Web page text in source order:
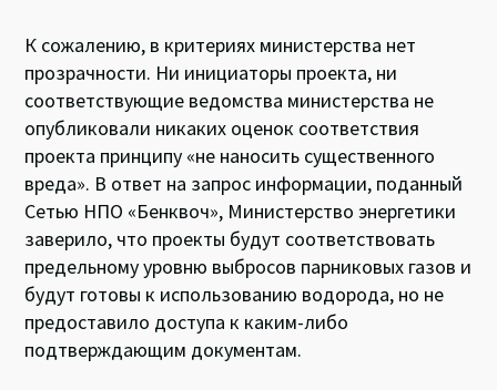
К сожалению, в критериях министерства нет
прозрачности. Ни инициаторы проекта, ни
соответствующие ведомства министерства не
опубликовали никаких оценок соответствия
проекта принципу «не наносить существенного
вреда». В ответ на запрос информации, поданный
Сетью НПО «Бенквоч», Министерство энергетики
заверило, что проекты будут соответствовать
предельному уровню выбросов парниковых газов и
будут готовы к использованию водорода, но не
предоставило доступа к каким-либо
подтверждающим документам.